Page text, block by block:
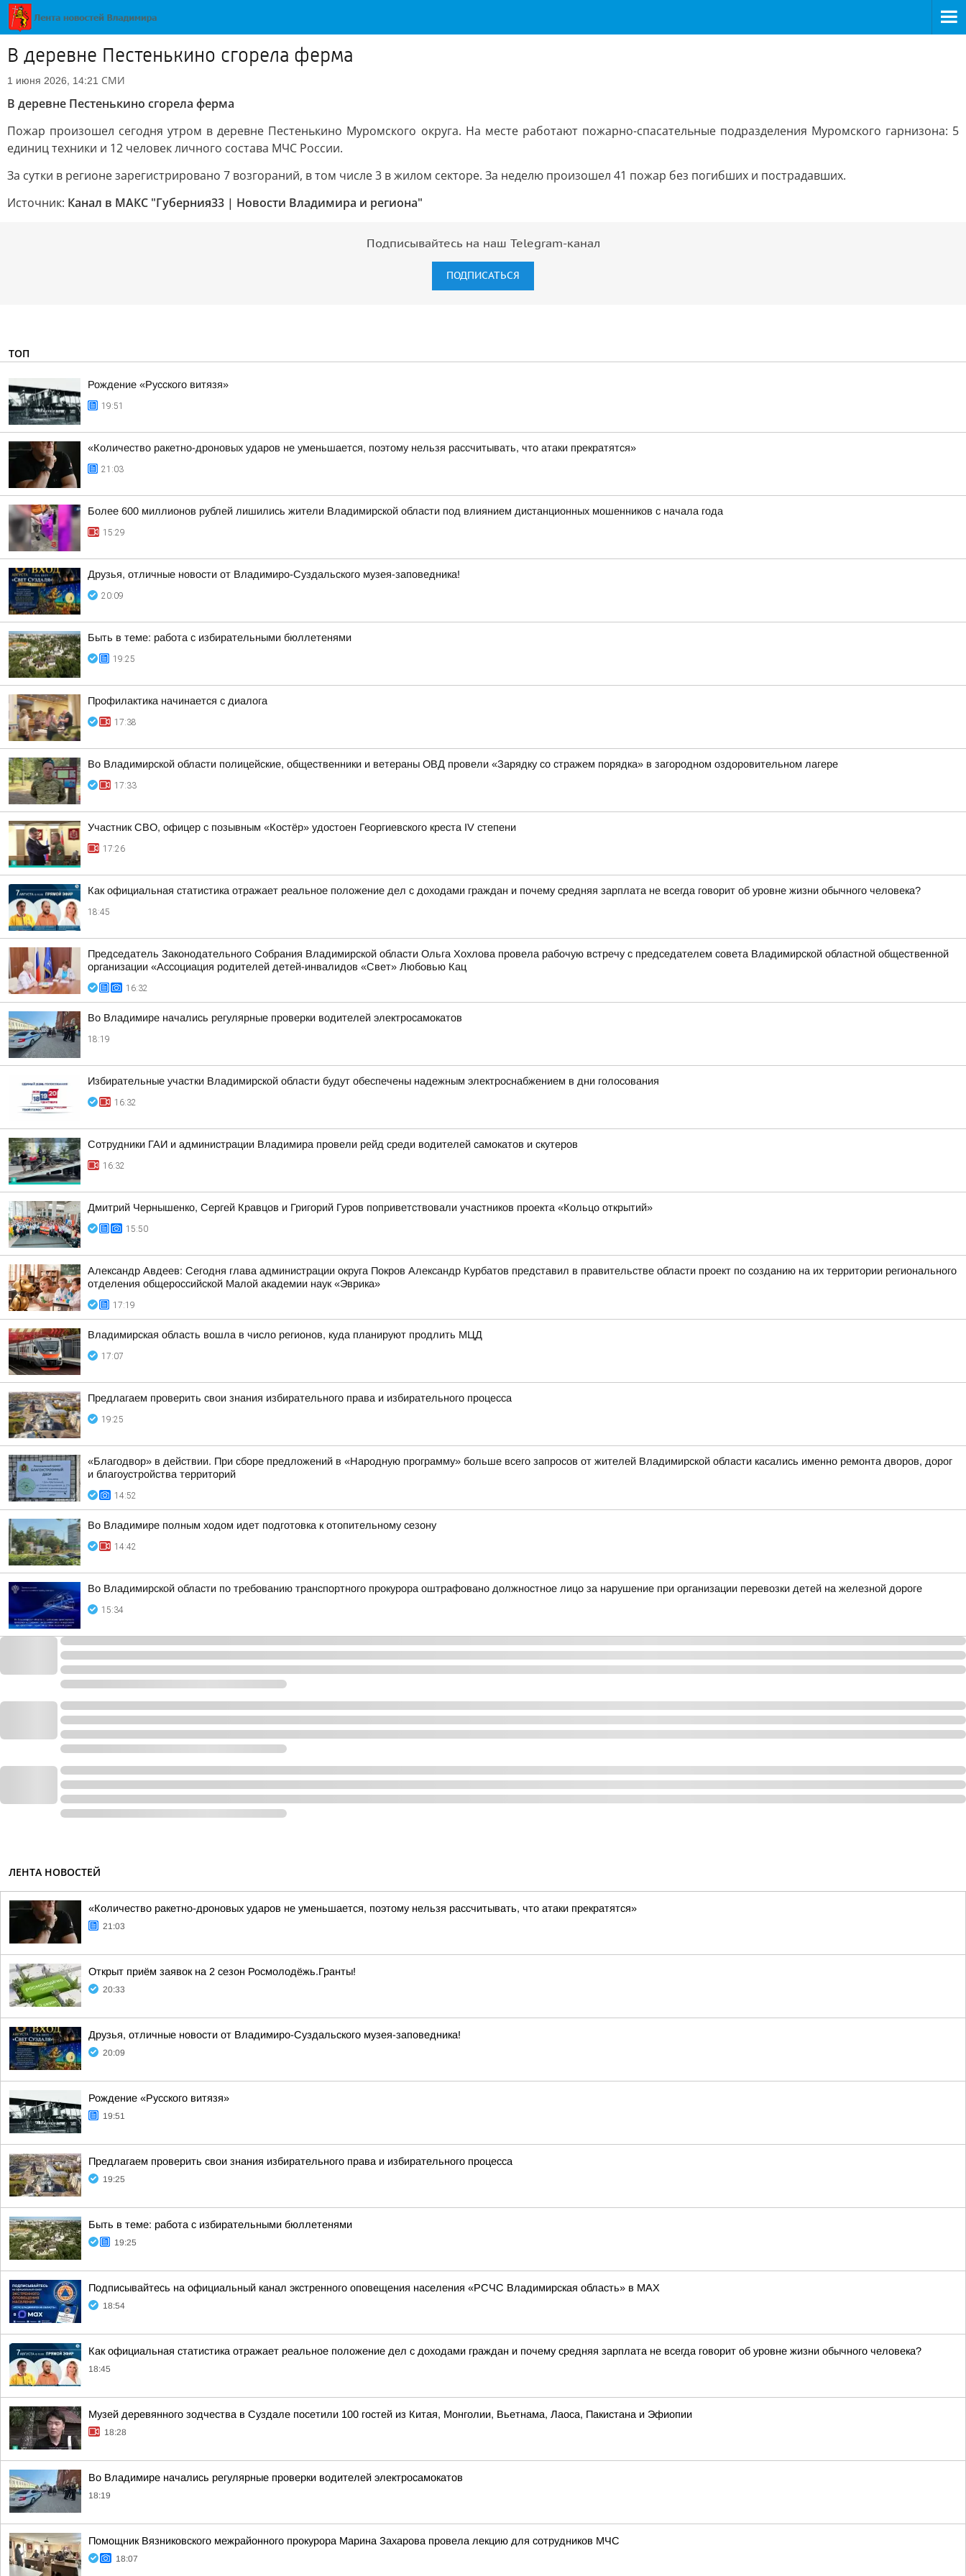
В деревне Пестенькино сгорела ферма
1 июня 2026, 14:21 СМИ
В деревне Пестенькино сгорела ферма
Пожар произошел сегодня утром в деревне Пестенькино Муромского округа. На месте работают пожарно-спасательные подразделения Муромского гарнизона: 5
единиц техники и 12 человек личного состава МЧС России.
За сутки в регионе зарегистрировано 7 возгораний, в том числе 3 в жилом секторе. За неделю произошел 41 пожар без погибших и пострадавших.
Источник: Канал в МАКС "Губерния33 | Новости Владимира и региона"
Подписывайтесь на наш Telegram-канал
ПОДПИСАТЬСЯ
ТОП
Рождение «Русского витязя»
19:51
«Количество ракетно-дроновых ударов не уменьшается, поэтому нельзя рассчитывать, что атаки прекратятся»
21:03
Более 600 миллионов рублей лишились жители Владимирской области под влиянием дистанционных мошенников с начала года
15:29
Друзья, отличные новости от Владимиро-Суздальского музея-заповедника!
20:09
Быть в теме: работа с избирательными бюллетенями
19:25
Профилактика начинается с диалога
17:38
Во Владимирской области полицейские, общественники и ветераны ОВД провели «Зарядку со стражем порядка» в загородном оздоровительном лагере
17:33
Участник СВО, офицер с позывным «Костёр» удостоен Георгиевского креста IV степени
17:26
Как официальная статистика отражает реальное положение дел с доходами граждан и почему средняя зарплата не всегда говорит об уровне жизни обычного человека?
18:45
Председатель Законодательного Собрания Владимирской области Ольга Хохлова провела рабочую встречу с председателем совета Владимирской областной общественной
организации «Ассоциация родителей детей-инвалидов «Свет» Любовью Кац
16:32
Во Владимире начались регулярные проверки водителей электросамокатов
18:19
Избирательные участки Владимирской области будут обеспечены надежным электроснабжением в дни голосования
16:32
Сотрудники ГАИ и администрации Владимира провели рейд среди водителей самокатов и скутеров
16:32
Дмитрий Чернышенко, Сергей Кравцов и Григорий Гуров поприветствовали участников проекта «Кольцо открытий»
15:50
Александр Авдеев: Сегодня глава администрации округа Покров Александр Курбатов представил в правительстве области проект по созданию на их территории регионального
отделения общероссийской Малой академии наук «Эврика»
17:19
Владимирская область вошла в число регионов, куда планируют продлить МЦД
17:07
Предлагаем проверить свои знания избирательного права и избирательного процесса
19:25
«Благодвор» в действии. При сборе предложений в «Народную программу» больше всего запросов от жителей Владимирской области касались именно ремонта дворов, дорог
и благоустройства территорий
14:52
Во Владимире полным ходом идет подготовка к отопительному сезону
14:42
Во Владимирской области по требованию транспортного прокурора оштрафовано должностное лицо за нарушение при организации перевозки детей на железной дороге
15:34
ЛЕНТА НОВОСТЕЙ
«Количество ракетно-дроновых ударов не уменьшается, поэтому нельзя рассчитывать, что атаки прекратятся»
21:03
Открыт приём заявок на 2 сезон Росмолодёжь.Гранты!
20:33
Друзья, отличные новости от Владимиро-Суздальского музея-заповедника!
20:09
Рождение «Русского витязя»
19:51
Предлагаем проверить свои знания избирательного права и избирательного процесса
19:25
Быть в теме: работа с избирательными бюллетенями
19:25
Подписывайтесь на официальный канал экстренного оповещения населения «РСЧС Владимирская область» в МАХ
18:54
Как официальная статистика отражает реальное положение дел с доходами граждан и почему средняя зарплата не всегда говорит об уровне жизни обычного человека?
18:45
Музей деревянного зодчества в Суздале посетили 100 гостей из Китая, Монголии, Вьетнама, Лаоса, Пакистана и Эфиопии
18:28
Во Владимире начались регулярные проверки водителей электросамокатов
18:19
Помощник Вязниковского межрайонного прокурора Марина Захарова провела лекцию для сотрудников МЧС
18:07